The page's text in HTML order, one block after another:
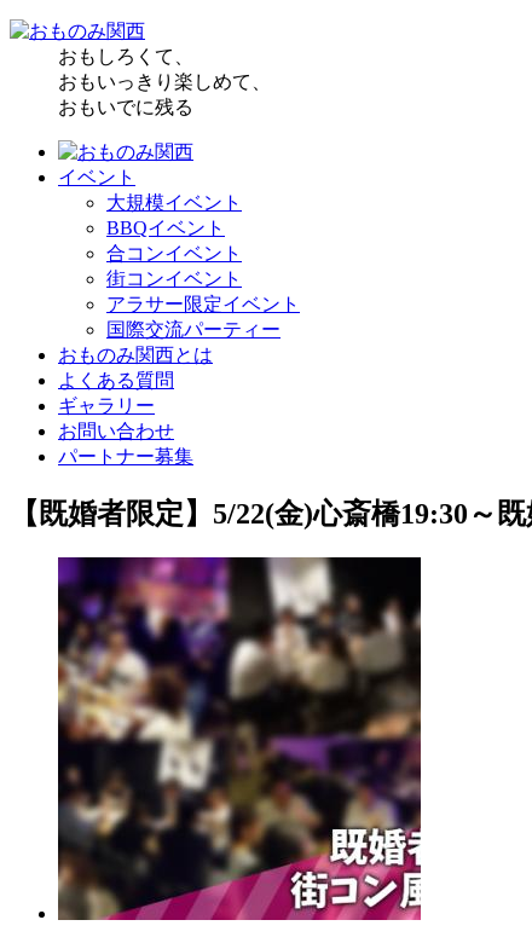
おもしろくて、
おもいっきり楽しめて、
おもいでに残る
イベント
大規模イベント
BBQイベント
合コンイベント
街コンイベント
アラサー限定イベント
国際交流パーティー
おものみ関西とは
よくある質問
ギャラリー
お問い合わせ
パートナー募集
【既婚者限定】5/22(金)心斎橋19:30